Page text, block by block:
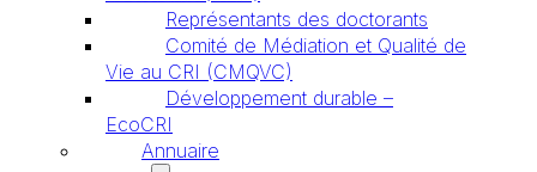
Représentants des doctorants
Comité de Médiation et Qualité de
Vie au CRI (CMQVC)
Développement durable –
EcoCRI
Annuaire